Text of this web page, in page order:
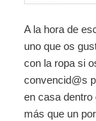
A la hora de
uno que os
con la ropa si
convencid@s
en casa dentro
más que un